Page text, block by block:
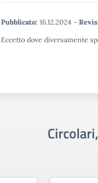
Pubblicato: 16.12.2024 -
Eccetto dove diversamente